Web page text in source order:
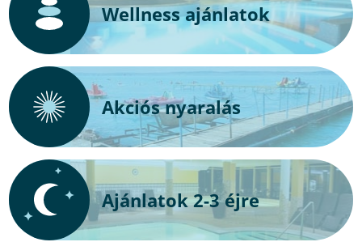
Wellness ajánlatok
Akciós nyaralás
Ajánlatok 2-3 éjre